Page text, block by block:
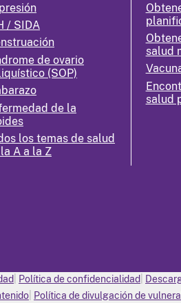
/ SIDA
de ovario
(SOP)
de la
los temas de salud
A a la Z
salud
salud
Política de confidencialidad
Política de divulgación de